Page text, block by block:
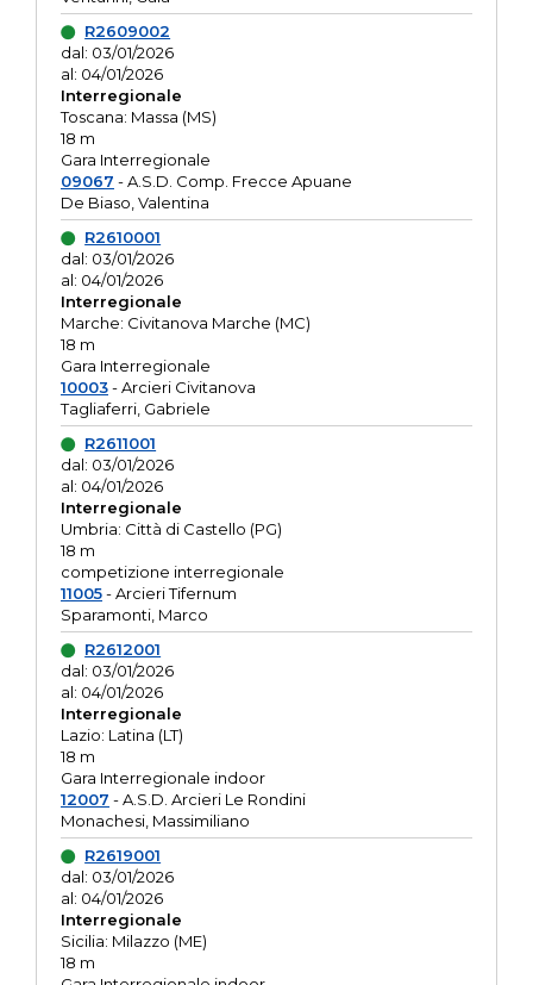
R2609002
dal: 03/01/2026
al: 04/01/2026
Interregionale
Toscana: Massa (MS)
18 m
Gara Interregionale
09067 - A.S.D. Comp. Frecce Apuane
De Biaso, Valentina
R2610001
dal: 03/01/2026
al: 04/01/2026
Interregionale
Marche: Civitanova Marche (MC)
18 m
Gara Interregionale
10003- Arcieri Civitanova
Tagliaferri, Gabriele
R2611001
dal: 03/01/2026
al: 04/01/2026
Interregionale
Umbria: Città di Castello (PG)
18 m
competizione interregionale
11005- Arcieri Tifernum
Sparamonti, Marco
R2612001
dal: 03/01/2026
al: 04/01/2026
Interregionale
Lazio: Latina (LT)
18 m
Gara Interregionale indoor
12007 - A.S.D. Arcieri Le Rondini
Monachesi, Massimiliano
R2619001
dal: 03/01/2026
al: 04/01/2026
Interregionale
Sicilia: Milazzo (ME)
18 m